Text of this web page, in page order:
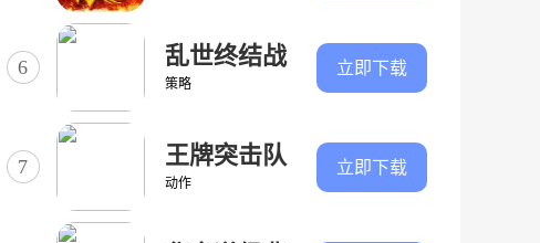
6 乱世终结战
策略
立即下载
7 王牌突击队
动作
立即下载